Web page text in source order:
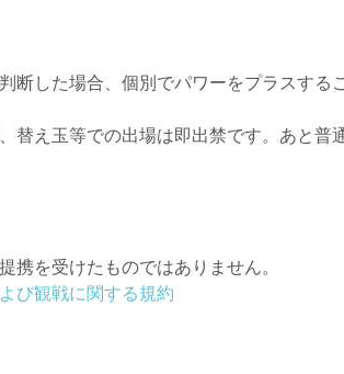
断した場合、個別でパワーをプラスする
替え玉等での出場は即出禁です。あと
携を受けたものではありません。
び観戦に関する規約